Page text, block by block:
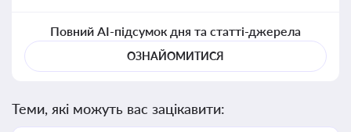
Повний AI-підсумок дня та статті-джерела
ОЗНАЙОМИТИСЯ
Теми, які можуть вас зацікавити: